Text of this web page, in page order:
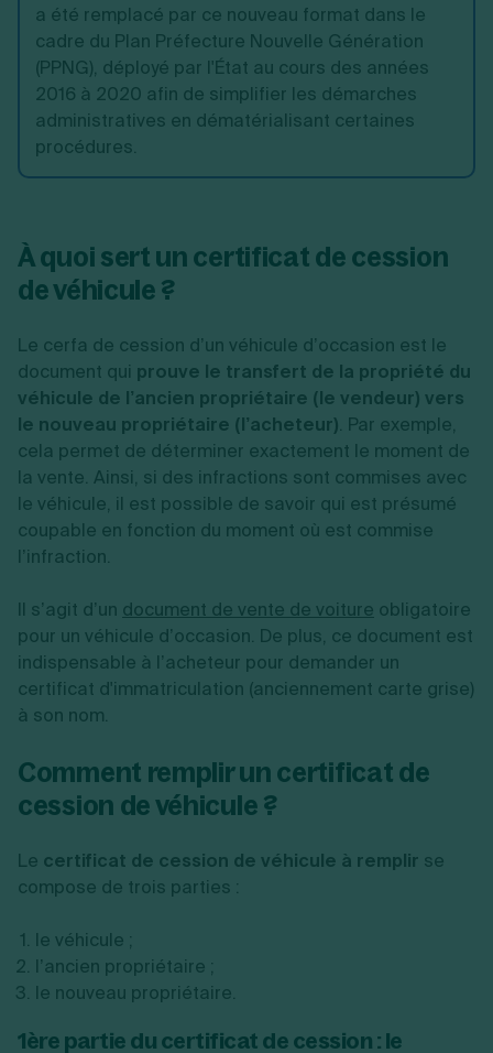
a été remplacé par ce nouveau format dans le
cadre du Plan Préfecture Nouvelle Génération
(PPNG), déployé par l'État au cours des années
2016 à 2020 afin de simplifier les démarches
administratives en dématérialisant certaines
procédures.
À quoi sert un certificat de cession
de véhicule ?
Le cerfa de cession d’un véhicule d’occasion est le
document qui prouve le transfert de la propriété du
véhicule de l’ancien propriétaire (le vendeur) vers
le nouveau propriétaire (l’acheteur). Par exemple,
cela permet de déterminer exactement le moment de
la vente. Ainsi, si des infractions sont commises avec
le véhicule, il est possible de savoir qui est présumé
coupable en fonction du moment où est commise
l’infraction.
Il s’agit d’un document de vente de voiture obligatoire
pour un véhicule d’occasion. De plus, ce document est
indispensable à l’acheteur pour demander un
certificat d'immatriculation (anciennement carte grise)
à son nom.
Comment remplir un certificat de
cession de véhicule ?
Le certificat de cession de véhicule à remplir se
compose de trois parties :
le véhicule ;
l’ancien propriétaire ;
le nouveau propriétaire.
1ère partie du certificat de cession : le